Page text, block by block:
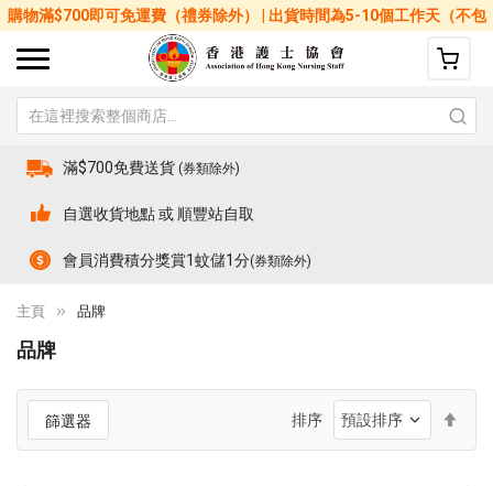
購物滿$700即可免運費（禮券除外） | 出貨時間為5-10個工作天（不包
括星期六、日及公眾假期）
滿$700免費送貨 (券類除外)
自選收貨地點 或 順豐站自取
會員消費積分獎賞1蚊儲1分(券類除外)
主頁 品牌
品牌
篩選器 排序
降